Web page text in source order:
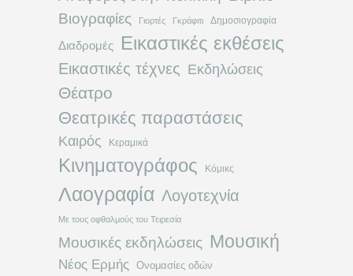
Βιογραφίες Γιορτές Γκράφιτι Δημοσιογραφία
Διαδρομές Εικαστικές εκθέσεις
Εικαστικές τέχνες Εκδηλώσεις
Θέατρο
Θεατρικές παραστάσεις
Καιρός Κεραμικά
Κινηματογράφος Κόμικς
Λαογραφία Λογοτεχνία
Με τους οφθαλμούς του Τειρεσία
Μουσικές εκδηλώσεις Μουσική
Νέος Ερμής Ονομασίες οδών